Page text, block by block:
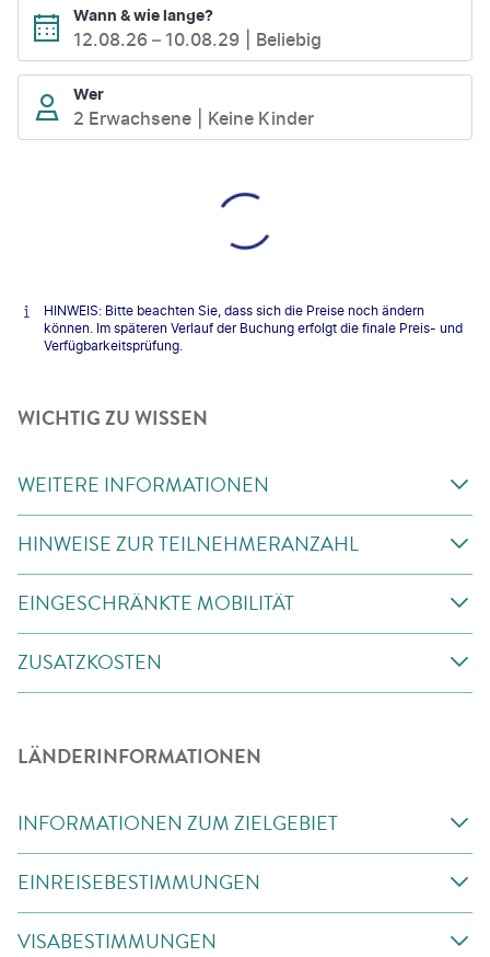
Wann & wie lange?
12.08.26 – 10.08.29 Beliebig
Wer
2 Erwachsene Keine Kinder
HINWEIS: Bitte beachten Sie, dass sich die Preise noch ändern
können. Im späteren Verlauf der Buchung erfolgt die finale Preis- und
Verfügbarkeitsprüfung.
WICHTIG ZU WISSEN
WEITERE INFORMATIONEN
HINWEISE ZUR TEILNEHMERANZAHL
EINGESCHRÄNKTE MOBILITÄT
ZUSATZKOSTEN
LÄNDERINFORMATIONEN
INFORMATIONEN ZUM ZIELGEBIET
EINREISEBESTIMMUNGEN
VISABESTIMMUNGEN